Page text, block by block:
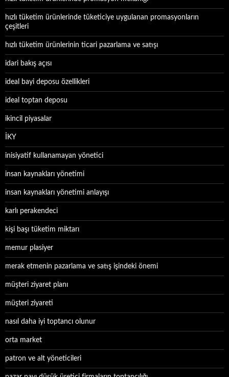
hızlı tüketim ürünlerinde tüketiciye uygulanan promasyonların
çeşitleri
hızlı tüketim ürünlerinin ticari pazarlama ve satışı
idari bakış açısı
ideal bayi deposu özellikleri
ideal toptan deposu
ikincil piyasalar
İKY
inisiyatif kullanamayan yönetici
insan kaynakları yönetimi
insan kaynakları yönetimi anlayışı
karlı perakendeci
kişi başı tüketim miktarı
memur plasiyer
merak etmenin pazarlama ve satış işindeki önemi
müşteri ziyaret planı
müşteri ziyareti
nasıl daha iyi toptancı olunur
orta market
patron ve alt yöneticileri